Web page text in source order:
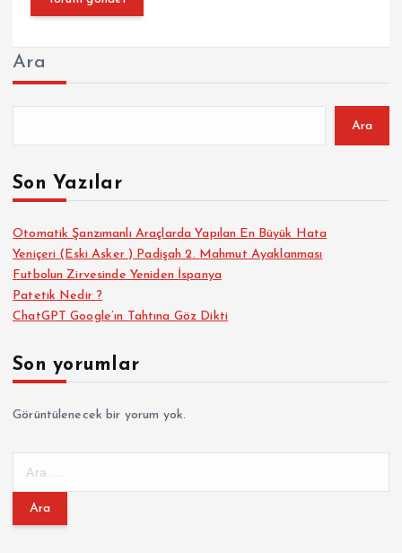
Ara
Ara
Son Yazılar
Otomatik Şanzımanlı Araçlarda Yapılan En Büyük Hata
Yeniçeri (Eski Asker ) Padişah 2. Mahmut Ayaklanması
Futbolun Zirvesinde Yeniden İspanya
Patetik Nedir ?
ChatGPT Google’ın Tahtına Göz Dikti
Son yorumlar
Görüntülenecek bir yorum yok.
m